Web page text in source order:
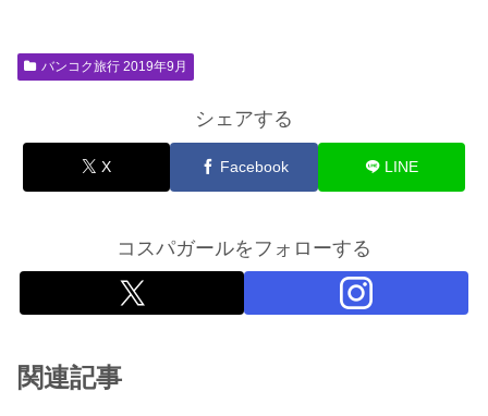
バンコク旅行 2019年9月
シェアする
X Facebook LINE
コスパガールをフォローする
関連記事